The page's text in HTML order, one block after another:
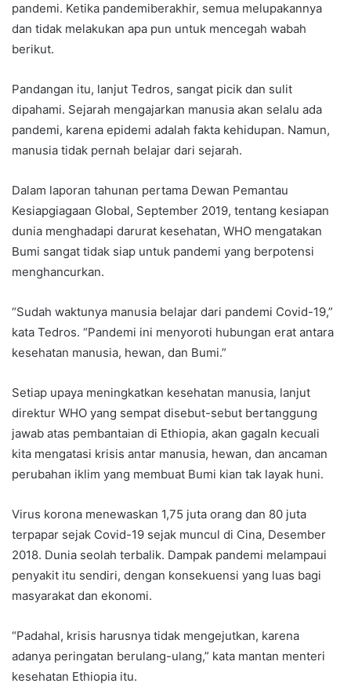
pandemi. Ketika pandemiberakhir, semua melupakannya
dan tidak melakukan apa pun untuk mencegah wabah
berikut.
Pandangan itu, lanjut Tedros, sangat picik dan sulit
dipahami. Sejarah mengajarkan manusia akan selalu ada
pandemi, karena epidemi adalah fakta kehidupan. Namun,
manusia tidak pernah belajar dari sejarah.
Dalam laporan tahunan pertama Dewan Pemantau
Kesiapgiagaan Global, September 2019, tentang kesiapan
dunia menghadapi darurat kesehatan, WHO mengatakan
Bumi sangat tidak siap untuk pandemi yang berpotensi
menghancurkan.
“Sudah waktunya manusia belajar dari pandemi Covid-19,”
kata Tedros. “Pandemi ini menyoroti hubungan erat antara
kesehatan manusia, hewan, dan Bumi.”
Setiap upaya meningkatkan kesehatan manusia, lanjut
direktur WHO yang sempat disebut-sebut bertanggung
jawab atas pembantaian di Ethiopia, akan gagaln kecuali
kita mengatasi krisis antar manusia, hewan, dan ancaman
perubahan iklim yang membuat Bumi kian tak layak huni.
Virus korona menewaskan 1,75 juta orang dan 80 juta
terpapar sejak Covid-19 sejak muncul di Cina, Desember
2018. Dunia seolah terbalik. Dampak pandemi melampaui
penyakit itu sendiri, dengan konsekuensi yang luas bagi
masyarakat dan ekonomi.
“Padahal, krisis harusnya tidak mengejutkan, karena
adanya peringatan berulang-ulang,” kata mantan menteri
kesehatan Ethiopia itu.